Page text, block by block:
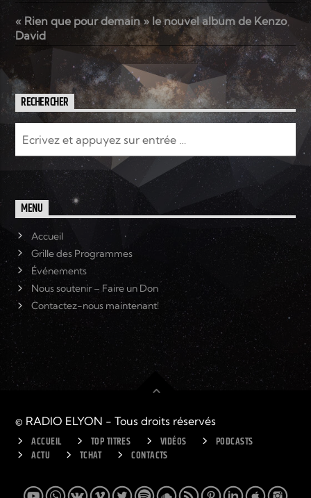
« Rien que pour demain » le nouvel album de Kenzo
David
RECHERCHER
MENU
Accueil
Grille des Programmes
Événements
Nous soutenir – Faire un Don
Contactez-nous maintenant!
© RADIO ELYON - Tous droits réservés
ACCUEIL TOP TITRES VIDÉOS
PODCASTS
ACTU
TCHAT CONTACTS